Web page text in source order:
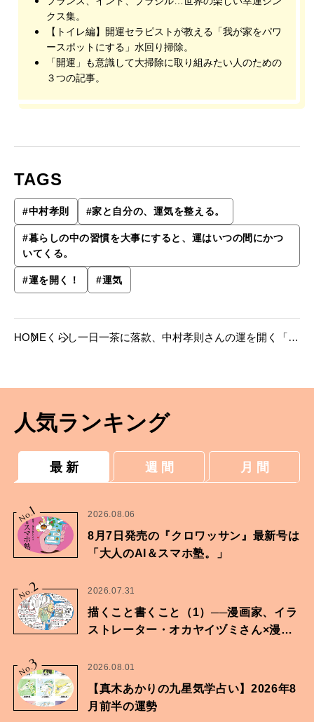
クス集。
【トイレ編】開運セラピストが教える「我が家をパワ
ースポットにする」水回り掃除。
「開運」も意識して大掃除に取り組みたい人のための
３つの記事。
TAGS
#中村孝則 #家と自分の、運気を整える。
#暮らしの中の習慣を大事にすると、運はいつの間にかつ
いてくる。
#運を開く！ #運気
HOME くらし一日一茶に落款、中村孝則さんの運を開く「暮
人気ランキング
最 新 週 間 月 間
No.
1 2026.08.06
8月7日発売の『クロワッサン』最新号は
「大人のAI＆スマホ塾。」
No.2 2026.07.31
描くこと書くこと（1）──漫画家、イラ
ストレーター・オカヤイヅミさん×漫画
No.3 2026.08.01
【真木あかりの九星気学占い】2026年8
月前半の運勢